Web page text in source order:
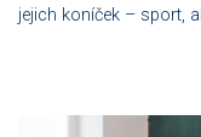
jejich koníček – sport,